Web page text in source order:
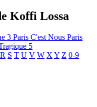
Koffi Lossa
3 Paris C'est Nous Paris
5
R S T U V W X Y Z 0-9